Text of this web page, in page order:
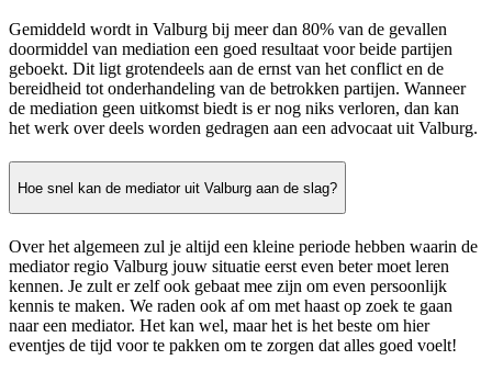
Gemiddeld wordt in Valburg bij meer dan 80% van de gevallen
doormiddel van mediation een goed resultaat voor beide partijen
geboekt. Dit ligt grotendeels aan de ernst van het conflict en de
bereidheid tot onderhandeling van de betrokken partijen. Wanneer
de mediation geen uitkomst biedt is er nog niks verloren, dan kan
het werk over deels worden gedragen aan een advocaat uit Valburg.
Hoe snel kan de mediator uit Valburg aan de slag?
Over het algemeen zul je altijd een kleine periode hebben waarin de
mediator regio Valburg jouw situatie eerst even beter moet leren
kennen. Je zult er zelf ook gebaat mee zijn om even persoonlijk
kennis te maken. We raden ook af om met haast op zoek te gaan
naar een mediator. Het kan wel, maar het is het beste om hier
eventjes de tijd voor te pakken om te zorgen dat alles goed voelt!